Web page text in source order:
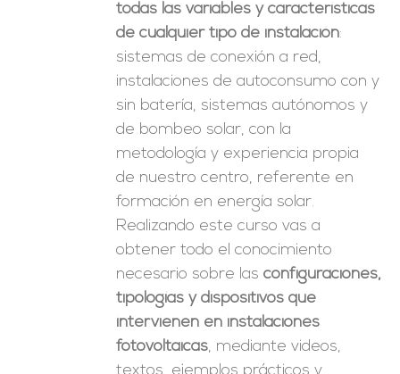
todas las variables y características
de cualquier tipo de instalación:
sistemas de conexión a red,
instalaciones de autoconsumo con y
sin batería, sistemas autónomos y
de bombeo solar, con la
metodología y experiencia propia
de nuestro centro, referente en
formación en energía solar.
Realizando este curso vas a
obtener todo el conocimiento
necesario sobre lasconfiguraciones,
tipologías y dispositivos que
intervienen en instalaciones
fotovoltaicas, mediante videos,